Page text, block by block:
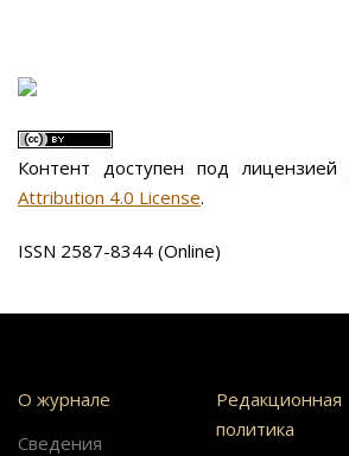
Контент доступен под лицензией
Attribution 4.0 License.
ISSN 2587-8344 (Online)
О журнале
Сведения
Редакционная
политика